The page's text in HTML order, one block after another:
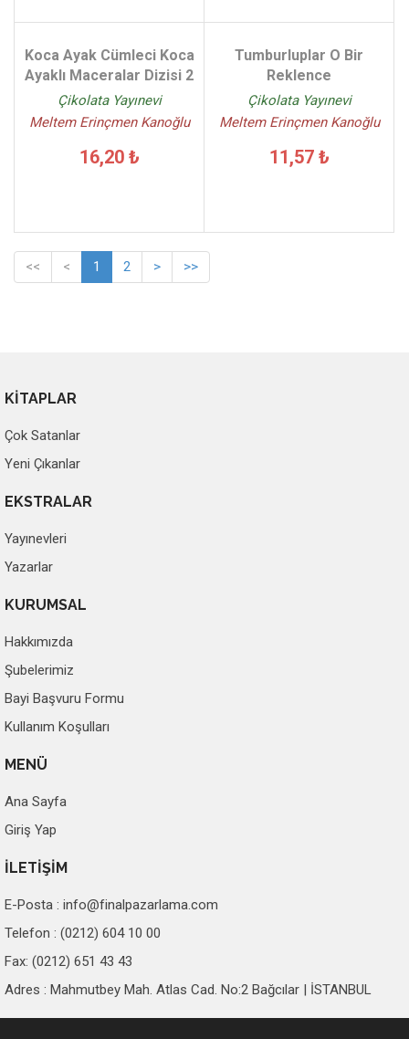
Koca Ayak Cümleci Koca
Ayaklı Maceralar Dizisi 2
Çikolata Yayınevi
Meltem Erinçmen Kanoğlu
16,20 ₺
Tumburluplar O Bir
Reklence
Çikolata Yayınevi
Meltem Erinçmen Kanoğlu
11,57 ₺
<< < 1 2 > >>
KİTAPLAR
Çok Satanlar
Yeni Çıkanlar
EKSTRALAR
Yayınevleri
Yazarlar
KURUMSAL
Hakkımızda
Şubelerimiz
Bayi Başvuru Formu
Kullanım Koşulları
MENÜ
Ana Sayfa
Giriş Yap
İLETİŞİM
E-Posta : info@finalpazarlama.com
Telefon : (0212) 604 10 00
Fax: (0212) 651 43 43
Adres : Mahmutbey Mah. Atlas Cad. No:2 Bağcılar | İSTANBUL